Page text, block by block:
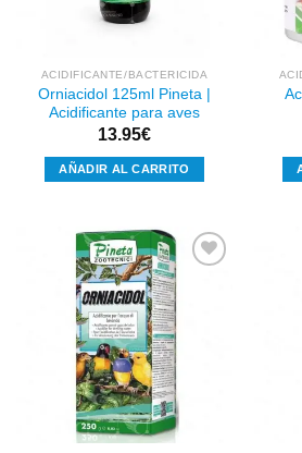
ACIDIFICANTE/BACTERICIDA
Orniacidol 125ml Pineta |
Acidificante para aves
13.95€
AÑADIR AL CARRITO